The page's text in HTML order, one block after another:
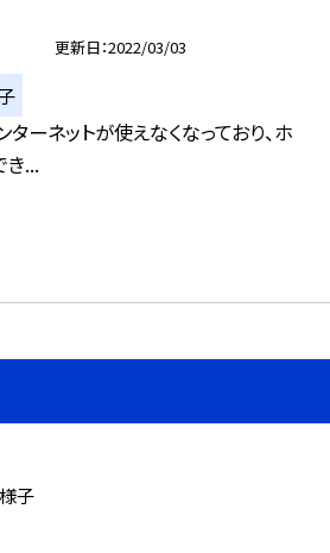
更新日 2022/03/03
ーネットが使えなくなっており、ホ
...
子